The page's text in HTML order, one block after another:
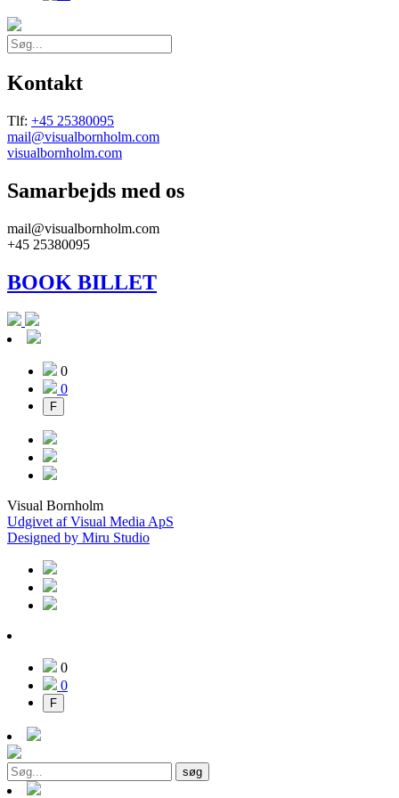
Kontakt
Tlf: +45 25380095
mail@visualbornholm.com
visualbornholm.com
Samarbejds med os
mail@visualbornholm.com
+45 25380095
BOOK BILLET
0
0
F
Visual Bornholm
Udgivet af Visual Media ApS
Designed by Miru Studio
0
0
F
søg